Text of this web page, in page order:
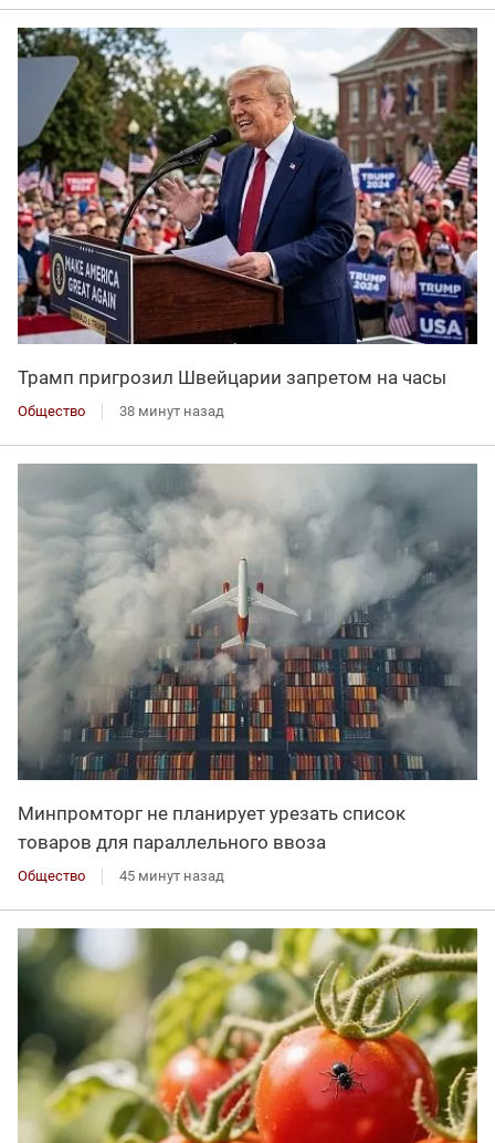
Трамп пригрозил Швейцарии запретом на часы
Общество 38 минут назад
Минпромторг не планирует урезать список
товаров для параллельного ввоза
Общество 45 минут назад